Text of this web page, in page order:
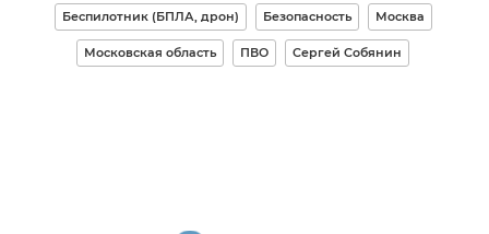
Беспилотник (БПЛА, дрон) Безопасность Москва
Московская область ПВО Сергей Собянин